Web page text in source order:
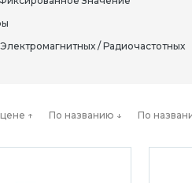
/ Радиочастотных
↑ По названию ↓ По